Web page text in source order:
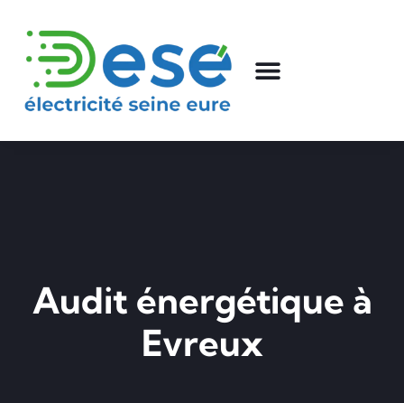
Audit énergétique à
Evreux